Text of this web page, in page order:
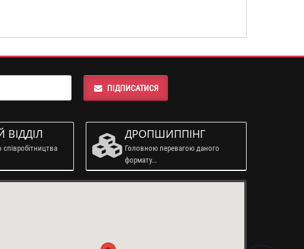
ПІДПИСАТИСЯ
ДРОПШИППІНГ
Головною перевагою даного
формату...